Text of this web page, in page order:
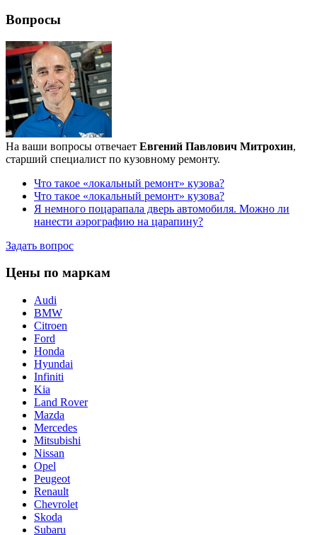
Вопросы
На ваши вопросы отвечает Евгений Павлович Митрохин,
старший специалист по кузовному ремонту.
Что такое «локальный ремонт» кузова?
Что такое «локальный ремонт» кузова?
Я немного поцарапала дверь автомобиля. Можно ли
нанести аэрографию на царапину?
Задать вопрос
Цены по маркам
Audi
BMW
Citroen
Ford
Honda
Hyundai
Infiniti
Kia
Land Rover
Mazda
Mercedes
Mitsubishi
Nissan
Opel
Peugeot
Renault
Chevrolet
Skoda
Subaru